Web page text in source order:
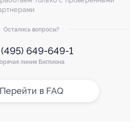
Остались вопросы?
(495) 649-649-1
линия Биглиона
Перейти в FAQ